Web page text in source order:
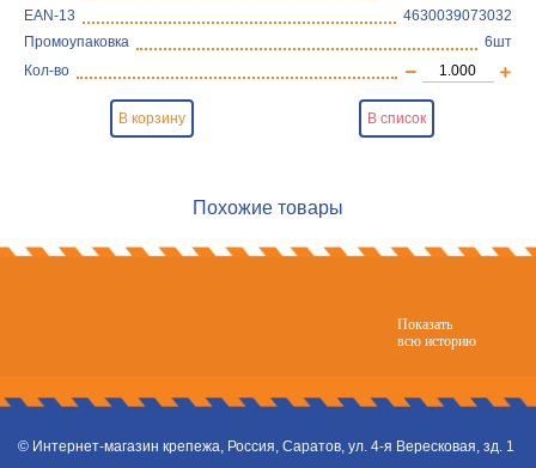
EAN-13
4630039073032
Промоупаковка
6шт
Кол-во
В корзину В список
Похожие товары
Показать
всю историю
© Интернет-магазин крепежа, Россия, Саратов, ул. 4-я Вересковая, зд. 1